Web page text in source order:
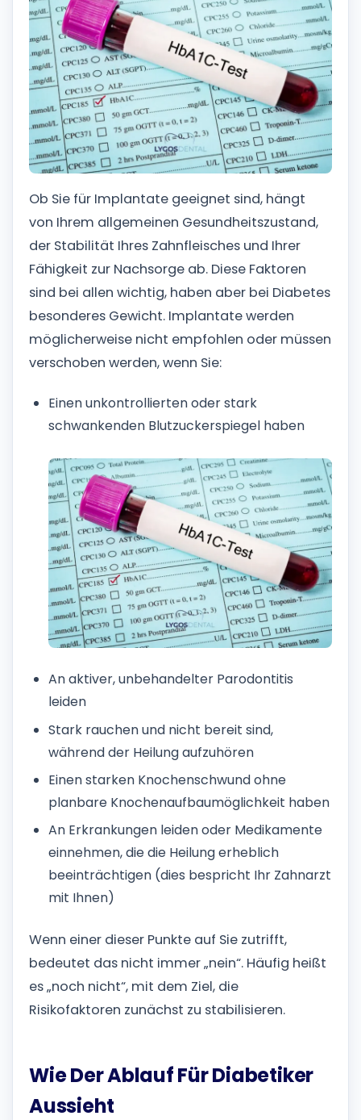
Ob Sie für Implantate geeignet sind, hängt
von Ihrem allgemeinen Gesundheitszustand,
der Stabilität Ihres Zahnfleisches und Ihrer
Fähigkeit zur Nachsorge ab. Diese Faktoren
sind bei allen wichtig, haben aber bei Diabetes
besonderes Gewicht. Implantate werden
möglicherweise nicht empfohlen oder müssen
verschoben werden, wenn Sie:
Einen unkontrollierten oder stark
schwankenden Blutzuckerspiegel haben
An aktiver, unbehandelter Parodontitis
leiden
Stark rauchen und nicht bereit sind,
während der Heilung aufzuhören
Einen starken Knochenschwund ohne
planbare Knochenaufbaumöglichkeit haben
An Erkrankungen leiden oder Medikamente
einnehmen, die die Heilung erheblich
beeinträchtigen (dies bespricht Ihr Zahnarzt
mit Ihnen)
Wenn einer dieser Punkte auf Sie zutrifft,
bedeutet das nicht immer „nein“. Häufig heißt
es „noch nicht“, mit dem Ziel, die
Risikofaktoren zunächst zu stabilisieren.
Wie Der Ablauf Für Diabetiker
Aussieht